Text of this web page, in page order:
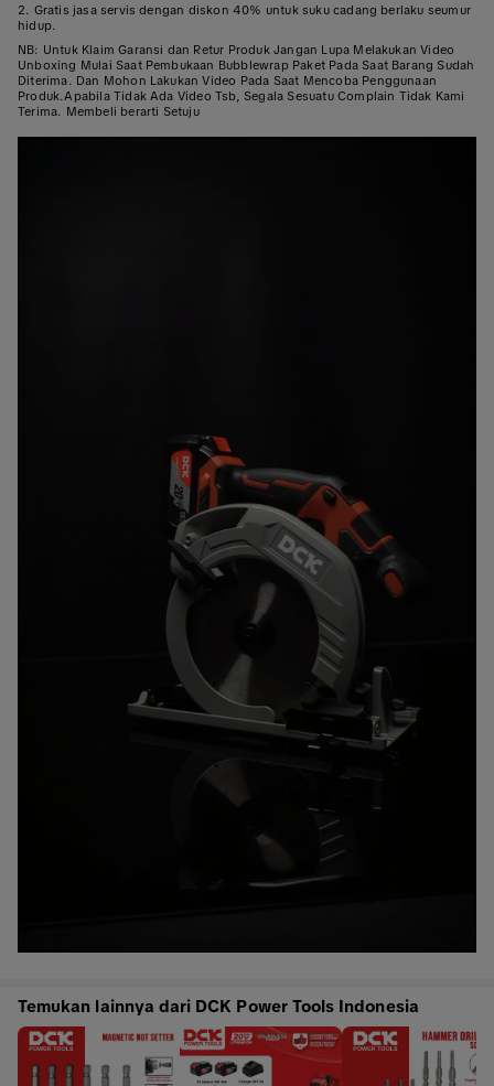
2. Gratis jasa servis dengan diskon 40% untuk suku cadang berlaku seumur
hidup.
NB: Untuk Klaim Garansi dan Retur Produk Jangan Lupa Melakukan Video
Unboxing Mulai Saat Pembukaan Bubblewrap Paket Pada Saat Barang Sudah
Diterima. Dan Mohon Lakukan Video Pada Saat Mencoba Penggunaan
Produk.Apabila Tidak Ada Video Tsb, Segala Sesuatu Complain Tidak Kami
Terima. Membeli berarti Setuju
Temukan lainnya dari DCK Power Tools Indonesia